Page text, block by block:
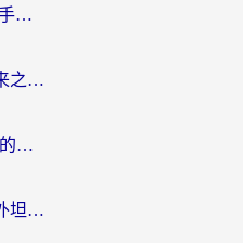
在欧洲能玩天下-异兽山海吗手游？海外玩家的加速器生存指南
在欧洲怎么打绝地求生：未来之役不卡？留学生亲测的加速器避坑指南
人在美国玩BanG加速器，我的延迟终于绿了
海外玩坦克世界总卡顿？海外坦克世界加速器有哪些？实测好用的选择在这里